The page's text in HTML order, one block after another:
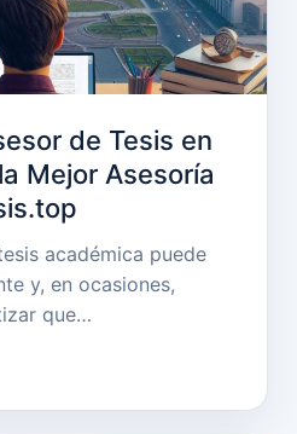
de Tesis en
Mejor Asesoría
académica puede
y, en ocasiones,
que…